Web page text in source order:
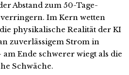
Abstand zum 50-Tage-
Im Kern wetten
physikalische Realität der KI
zuverlässigem Strom in
Ende schwerer wiegt als die
Schwäche.